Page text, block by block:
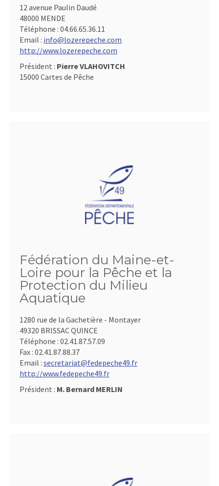
12 avenue Paulin Daudé
48000 MENDE
Téléphone : 04.66.65.36.11
Email : info@lozerepeche.com
http://www.lozerepeche.com
Président : Pierre VLAHOVITCH
15000 Cartes de Pêche
Fédération du Maine-et-
Loire pour la Pêche et la
Protection du Milieu
Aquatique
1280 rue de la Gachetière - Montayer
49320 BRISSAC QUINCE
Téléphone : 02.41.87.57.09
Fax : 02.41.87.88.37
Email : secretariat@fedepeche49.fr
http://www.fedepeche49.fr
Président : M. Bernard MERLIN